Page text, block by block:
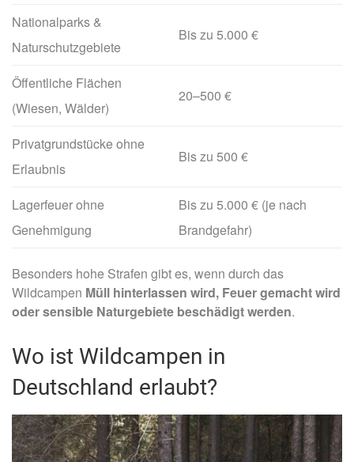
Nationalparks &
Naturschutzgebiete
Bis zu 5.000 €
Öffentliche Flächen
(Wiesen, Wälder)
20–500 €
Privatgrundstücke ohne
Erlaubnis
Bis zu 500 €
Lagerfeuer ohne
Genehmigung
Bis zu 5.000 € (je nach
Brandgefahr)
Besonders hohe Strafen gibt es, wenn durch das
Wildcampen Müll hinterlassen wird, Feuer gemacht wird
oder sensible Naturgebiete beschädigt werden.
Wo ist Wildcampen in
Deutschland erlaubt?